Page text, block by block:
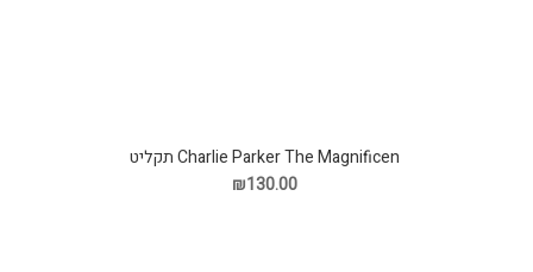
Charlie Parker The Magnificen תקליט
₪130.00